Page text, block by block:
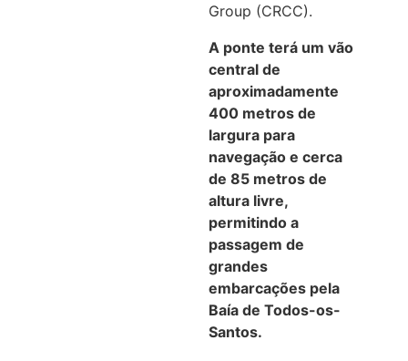
Group (CRCC).
A ponte terá um vão
central de
aproximadamente
400 metros de
largura para
navegação e cerca
de 85 metros de
altura livre,
permitindo a
passagem de
grandes
embarcações pela
Baía de Todos-os-
Santos.